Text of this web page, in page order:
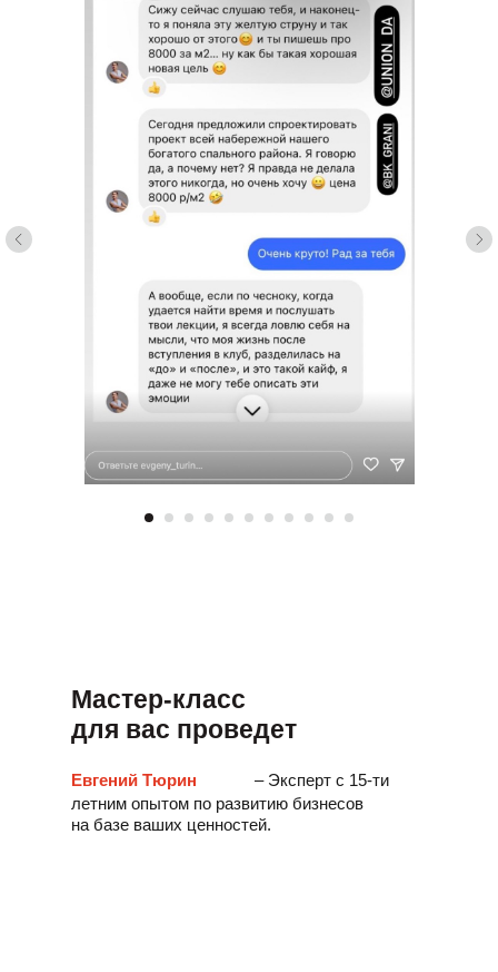
Мастер-класс
для вас проведет
летним опытом по развитию бизнесов
на базе ваших ценностей.
Евгений Тюрин – Эксперт с 15-ти